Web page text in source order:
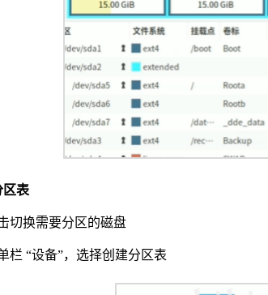
区表
切换需要分区的磁盘
栏 “设备”，选择创建分区表